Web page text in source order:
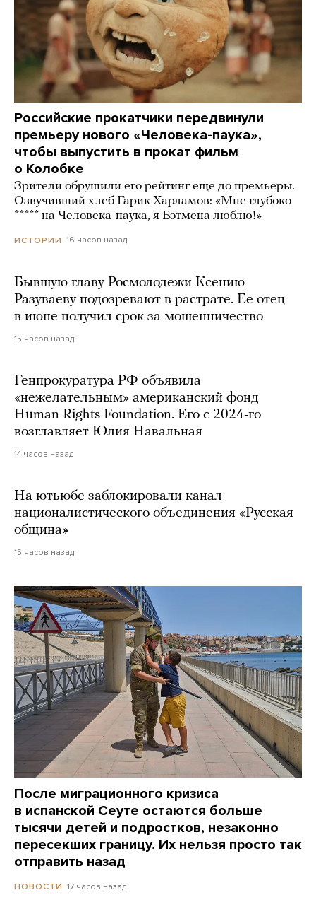
Российские прокатчики передвинули
премьеру нового «Человека-паука»,
чтобы выпустить в прокат фильм
о Колобке
Зрители обрушили его рейтинг еще до премьеры.
Озвучивший хлеб Гарик Харламов: «Мне глубоко
***** на Человека-паука, я Бэтмена люблю!»
ИСТОРИИ 16 часов назад
Бывшую главу Росмолодежи Ксению
Разуваеву подозревают в растрате. Ее отец
в июне получил срок за мошенничество
15 часов назад
Генпрокуратура РФ объявила
«нежелательным» американский фонд
Human Rights Foundation. Его с 2024-го
возглавляет Юлия Навальная
14 часов назад
На ютьюбе заблокировали канал
националистического объединения «Русская
община»
15 часов назад
После миграционного кризиса
в испанской Сеуте остаются больше
тысячи детей и подростков, незаконно
пересекших границу. Их нельзя просто так
отправить назад
НОВОСТИ 17 часов назад